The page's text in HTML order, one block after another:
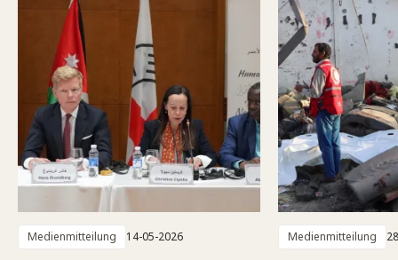
Medienmitteilung 14-05-2026 Medienmitteilung